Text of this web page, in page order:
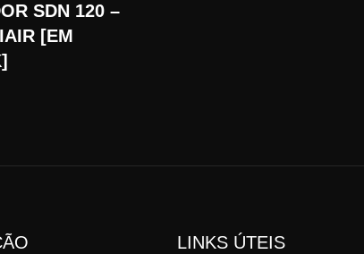
SDN 120 –
[EM
LINKS ÚTEIS